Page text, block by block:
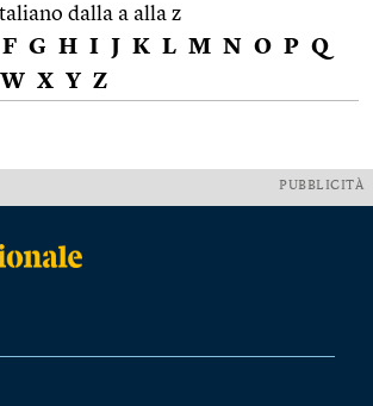
dalla a alla z
F G H I J K L M N O P Q
W X Y Z
PUBBLICITÀ